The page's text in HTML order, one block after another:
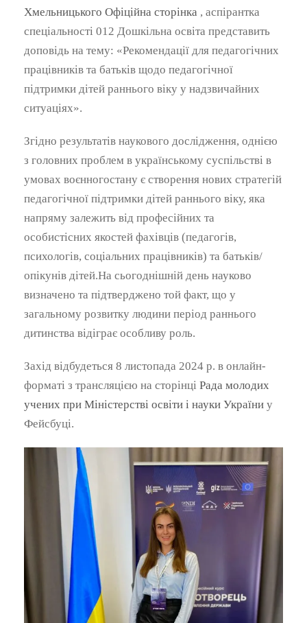
Хмельницького Офіційна сторінка , аспірантка
спеціальності 012 Дошкільна освіта представить
доповідь на тему: «Рекомендації для педагогічних
працівників та батьків щодо педагогічної
підтримки дітей раннього віку у надзвичайних
ситуаціях».
Згідно результатів наукового дослідження, однією
з головних проблем в українському суспільстві в
умовах воєнногостану є створення нових стратегій
педагогічної підтримки дітей раннього віку, яка
напряму залежить від професійних та
особистісних якостей фахівців (педагогів,
психологів, соціальних працівників) та батьків/
опікунів дітей.На сьогоднішній день науково
визначено та підтверджено той факт, що у
загальному розвитку людини період раннього
дитинства відіграє особливу роль.
Захід відбудеться 8 листопада 2024 р. в онлайн-
форматі з трансляцією на сторінці Рада молодих
учених при Міністерстві освіти і науки України у
Фейсбуці.